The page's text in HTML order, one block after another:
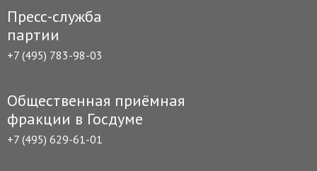
Пресс-служба
партии
+7 (495) 783-98-03
Общественная приёмная
фракции в Госдуме
+7 (495) 629-61-01